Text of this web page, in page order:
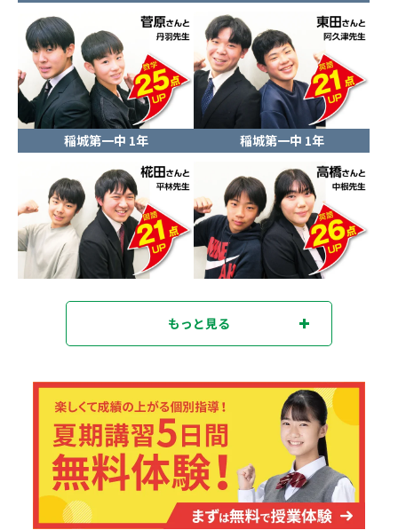
稲城第一中 1年 稲城第一中 1年
もっと見る